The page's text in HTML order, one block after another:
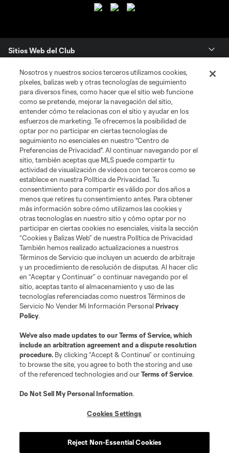
Sitios Web del Club
Club
Tickets
News
MLSSOCCER.COM
Terminos de servicio
Politica de privacidad
Do Not Sell or Share My Personal Information
Cookies Settings
©2026 MLS. The Major League Soccer and MLS name and shield are
registered trademarks of Major League Soccer, L.L.C. (“MLS”). The names
and logos of MLS teams are registered and/or common law trademarks of
MLS or are used with the permission of their owners. Any unauthorized use
is forbidden.
Nosotros y nuestros socios terceros utilizamos cookies,
píxeles, balizas web y otras tecnologías de seguimiento
para diversos fines, como hacer que el sitio web funcione
como se pretende, mejorar la navegación del sitio,
entender cómo te relacionas con el sitio y ayudar en los
esfuerzos de marketing. Te ofrecemos la posibilidad de
optar por no participar en ciertas tecnologías de
seguimiento no esenciales en nuestro "Centro de
Preferencias de Privacidad". Al continuar navegando por el
sitio, también aceptas que MLS puede compartir tu
actividad de visualización de videos con terceros como se
establece en nuestra Política de Privacidad. Tu
consentimiento para compartir es válido por dos años a
menos que retires tu consentimiento antes. Para obtener
más información sobre cómo utilizamos las cookies y
otras tecnologías en nuestro sitio y cómo optar por no
participar en ciertas cookies no esenciales, visita la sección
“Cookies y Balizas Web” de nuestra Política de Privacidad
También hemos realizado actualizaciones a nuestros
Términos de Servicio que incluyen un acuerdo de arbitraje
y un procedimiento de resolución de disputas. Al hacer clic
en “Aceptar y Continuar” o continuar navegando por el
sitio, aceptas tanto el almacenamiento y uso de las
tecnologías referenciadas como nuestros Términos de
Servicio No Vender Mi Información PersonalPrivacy
Policy.
We’ve also made updates to ourTerms of Service, which
include an arbitration agreement and a dispute resolution
procedure. By clicking “Accept & Continue” or continuing
to browse the site, you agree to both the storing and use
of the referenced technologies and ourTerms of Service.
Do Not Sell My Personal Information.
Cookies Settings
Reject Non-Essential Cookies